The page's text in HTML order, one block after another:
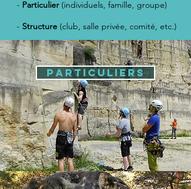
- Particulier (individuels, famille, groupe)
- Structure (club, salle privée, comité, etc.)
Particuliers